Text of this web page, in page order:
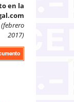
en la
(febrero
2017)